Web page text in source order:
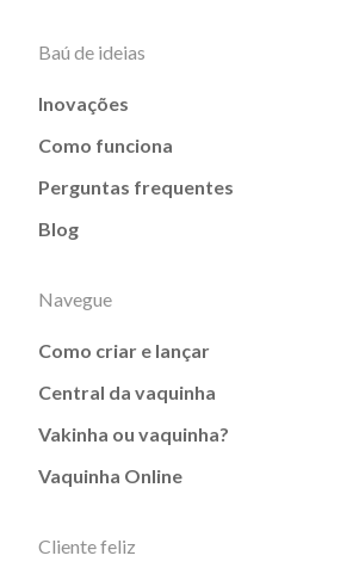
Baú de ideias
Inovações
Como funciona
Perguntas frequentes
Blog
Navegue
Como criar e lançar
Central da vaquinha
Vakinha ou vaquinha?
Vaquinha Online
Cliente feliz